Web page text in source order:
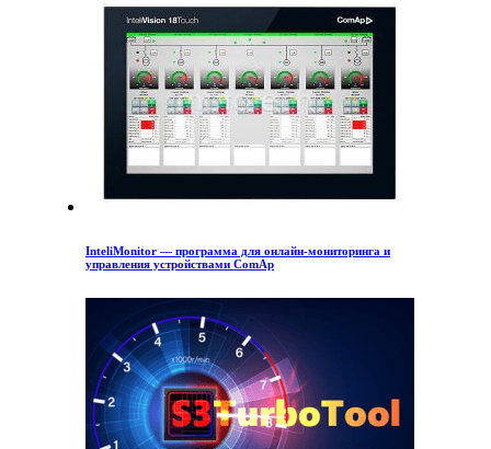
InteliMonitor — программа для онлайн-мониторинга и
управления устройствами ComAp